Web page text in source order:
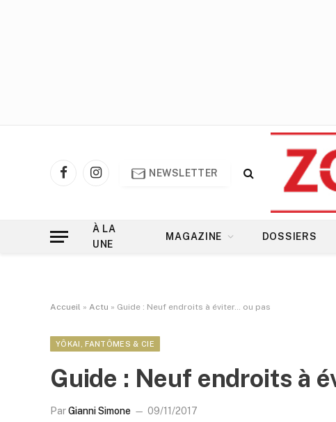
FacebookInstagram
NEWSLETTER
À LA
UNE
MAGAZINE DOSSIERS
Accueil » Actu » Guide : Neuf endroits à éviter… ou pas
YÔKAI, FANTÔMES & CIE
Guide : Neuf endroits à
ParGianni Simone 09/11/2017